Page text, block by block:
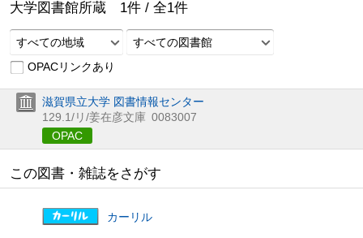
大学図書館所蔵 1件 / 全1件
すべての地域
すべての図書館
OPACリンクあり
滋賀県立大学 図書情報センター
129.1/リ/姜在彦文庫 0083007
OPAC
この図書・雑誌をさがす
カーリル